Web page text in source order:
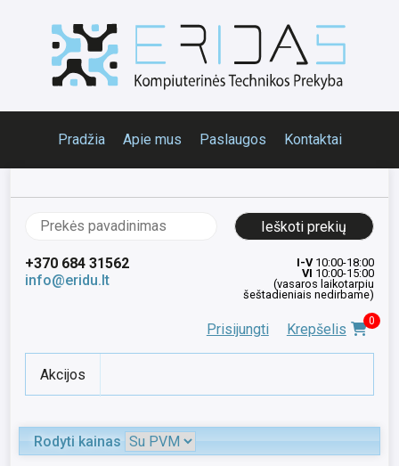
Pradžia Apie mus Paslaugos Kontaktai
Ieškoti:
+370 684 31562
info@eridu.lt
I-V10:00-18:00
VI 10:00-15:00
(vasaros laikotarpiu
šeštadieniais nedirbame)
Prisijungti Krepšelis 0
Akcijos
Rodyti kainas